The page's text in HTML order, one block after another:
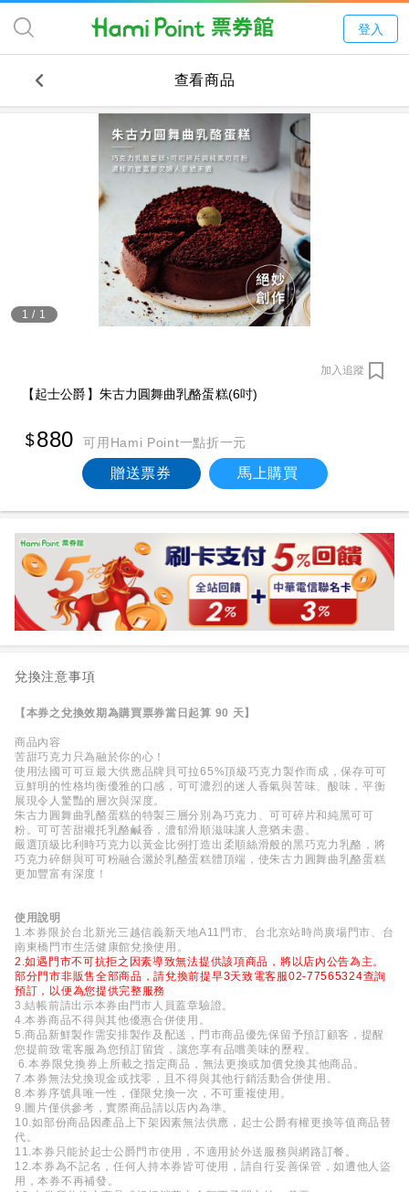
登入
查看商品
1 / 1
加入追蹤
【起士公爵】朱古力圓舞曲乳酪蛋糕(6吋)
880 可用Hami Point一點折一元
贈送票券 馬上購買
兌換注意事項
【本券之兌換效期為購買票券當日起算 90 天】
商品內容
苦甜巧克力只為融於你的心！
使用法國可可豆最大供應品牌貝可拉65%頂級巧克力製作而成，保存可可
豆鮮明的性格均衡優雅的口感，可可濃烈的迷人香氣與苦味、酸味，平衡
展現令人驚豔的層次與深度。
朱古力圓舞曲乳酪蛋糕的特製三層分別為巧克力、可可碎片和純黑可可
粉。可可苦甜襯托乳酪鹹香，濃郁滑順滋味讓人意猶未盡。
嚴選頂級比利時巧克力以黃金比例打造出柔順絲滑般的黑巧克力乳酪，將
巧克力碎餅與可可粉融合灑於乳酪蛋糕體頂端，使朱古力圓舞曲乳酪蛋糕
更加豐富有深度！
使用說明
1.本券限於台北新光三越信義新天地A11門市、台北京站時尚廣場門市、台
南東橋門巿生活健康館兌換使用。
2.如遇門市不可抗拒之因素導致無法提供該項商品，將以店內公告為主。
部分門市非販售全部商品，請兌換前提早3天致電客服02-77565324查詢
預訂，以便為您提供完整服務
3.結帳前請出示本券由門市人員蓋章驗證。
4.本券商品不得與其他優惠合併使用。
5.商品新鮮製作需安排製作及配送，門市商品優先保留予預訂顧客，提醒
您提前致電客服為您預訂留貨，讓您享有品嚐美味的歷程。
6.本券限兌換券上所載之指定商品，無法更換或加價兌換其他商品。
7.本券無法兌換現金或找零，且不得與其他行銷活動合併使用。
8.本券序號具唯一性，僅限兌換一次，不可重複使用。
9.圖片僅供參考，實際商品請以店內為準。
10.如部份商品因產品上下架因素無法供應，起士公爵有權更換等值商品替
代。
11.本券只能於起士公爵門市使用，不適用於外送服務與網路訂餐。
12.本券為不記名，任何人持本券皆可使用，請自行妥善保管，如遭他人盜
用，本券不再補發。